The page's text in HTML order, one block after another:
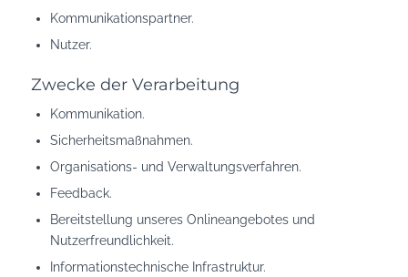
Kommunikationspartner.
Nutzer.
Zwecke der Verarbeitung
Kommunikation.
Sicherheitsmaßnahmen.
Organisations- und Verwaltungsverfahren.
Feedback.
Bereitstellung unseres Onlineangebotes und
Nutzerfreundlichkeit.
Informationstechnische Infrastruktur.